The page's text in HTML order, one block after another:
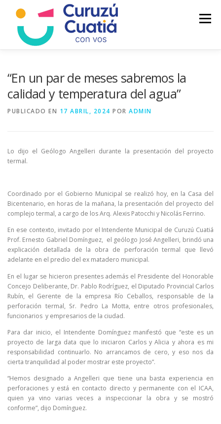
contenido
Menú
“En un par de meses sabremos la
calidad y temperatura del agua”
PUBLICADO EN 17 ABRIL, 2024 POR ADMIN
Lo dijo el Geólogo Angelleri durante la presentación del proyecto
termal.
Coordinado por el Gobierno Municipal se realizó hoy, en la Casa del
Bicentenario, en horas de la mañana, la presentación del proyecto del
complejo termal, a cargo de los Arq. Alexis Patocchi y Nicolás Ferrino.
En ese contexto, invitado por el Intendente Municipal de Curuzú Cuatiá
Prof. Ernesto Gabriel Domínguez, el geólogo José Angelleri, brindó una
explicación detallada de la obra de perforación termal que llevó
adelante en el predio del ex matadero municipal.
En el lugar se hicieron presentes además el Presidente del Honorable
Concejo Deliberante, Dr. Pablo Rodríguez, el Diputado Provincial Carlos
Rubín, el Gerente de la empresa Río Ceballos, responsable de la
perforación termal, Sr. Pedro La Motta, entre otros profesionales,
funcionarios y empresarios de la ciudad.
Para dar inicio, el Intendente Domínguez manifestó que “este es un
proyecto de larga data que lo iniciaron Carlos y Alicia y ahora es mi
responsabilidad continuarlo. No arrancamos de cero, y eso nos da
cierta tranquilidad al poder mostrar este proyecto”.
“Hemos designado a Angelleri que tiene una basta experiencia en
perforaciones y está en contacto directo y permanente con el ICAA,
quien ya vino varias veces a inspeccionar la obra y se mostró
conforme”, dijo Domínguez.